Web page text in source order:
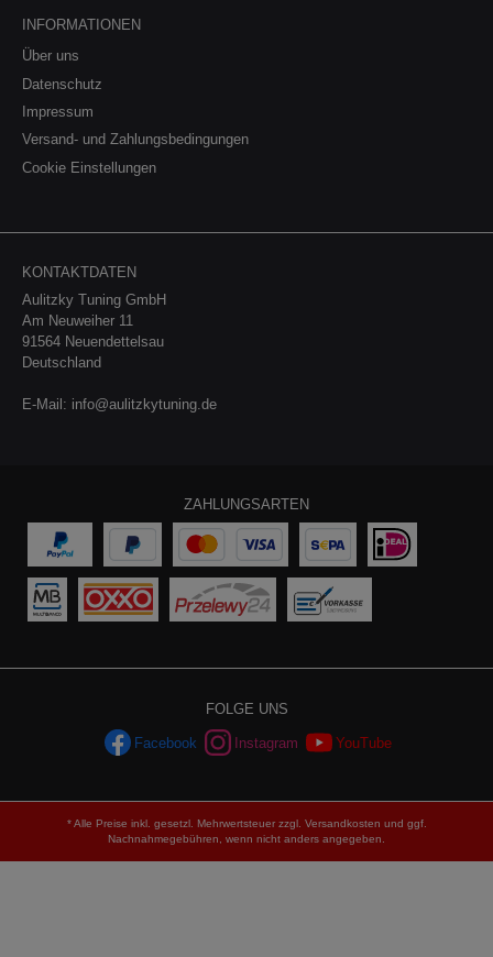
Rover Fahrzeugbezeichnung: Baujahr: Typ:
LM (L322) Range Rover 2012-2021 LG
Range Rover Sport / SVR 2005-2013 LS Range
Rover Sport / SVR 2013-2022 LW Mini
INFORMATIONEN
Über uns
Datenschutz
Impressum
Versand- und Zahlungsbedingungen
Cookie Einstellungen
KONTAKTDATEN
Aulitzky Tuning GmbH
Am Neuweiher 11
91564 Neuendettelsau
Deutschland
E-Mail: info@aulitzkytuning.de
ZAHLUNGSARTEN
FOLGE UNS
Facebook Instagram YouTube
* Alle Preise inkl. gesetzl. Mehrwertsteuer zzgl. Versandkosten und ggf.
Nachnahmegebühren, wenn nicht anders angegeben.